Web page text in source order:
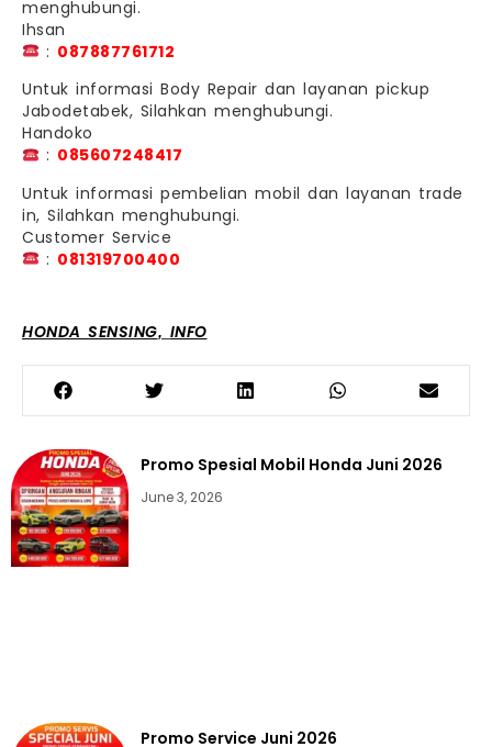
menghubungi.
Ihsan
: 087887761712
Untuk informasi Body Repair dan layanan pickup
Jabodetabek, Silahkan menghubungi.
Handoko
: 085607248417
Untuk informasi pembelian mobil dan layanan trade
in, Silahkan menghubungi.
Customer Service
: 081319700400
HONDA SENSING, INFO
Promo Spesial Mobil Honda Juni 2026
June 3, 2026
Promo Service Juni 2026